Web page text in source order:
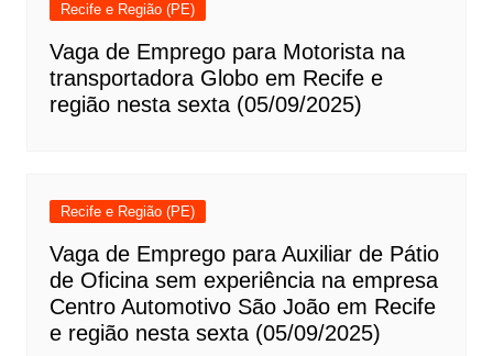
Recife e Região (PE)
Vaga de Emprego para Motorista na
transportadora Globo em Recife e
região nesta sexta (05/09/2025)
Recife e Região (PE)
Vaga de Emprego para Auxiliar de Pátio
de Oficina sem experiência na empresa
Centro Automotivo São João em Recife
e região nesta sexta (05/09/2025)